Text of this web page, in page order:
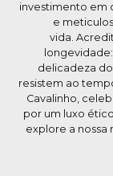
investimento em
e
vida.
delicadeza
resistem ao
Cavalinho,
por um luxo
explore a nossa